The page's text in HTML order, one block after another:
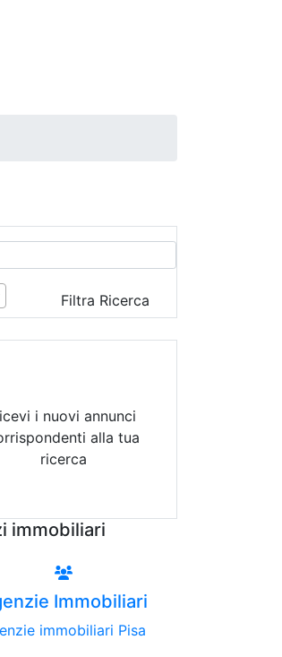
Filtra Ricerca
i nuovi annunci
alla tua
ricerca
immobiliari
Immobiliari
immobiliari Pisa